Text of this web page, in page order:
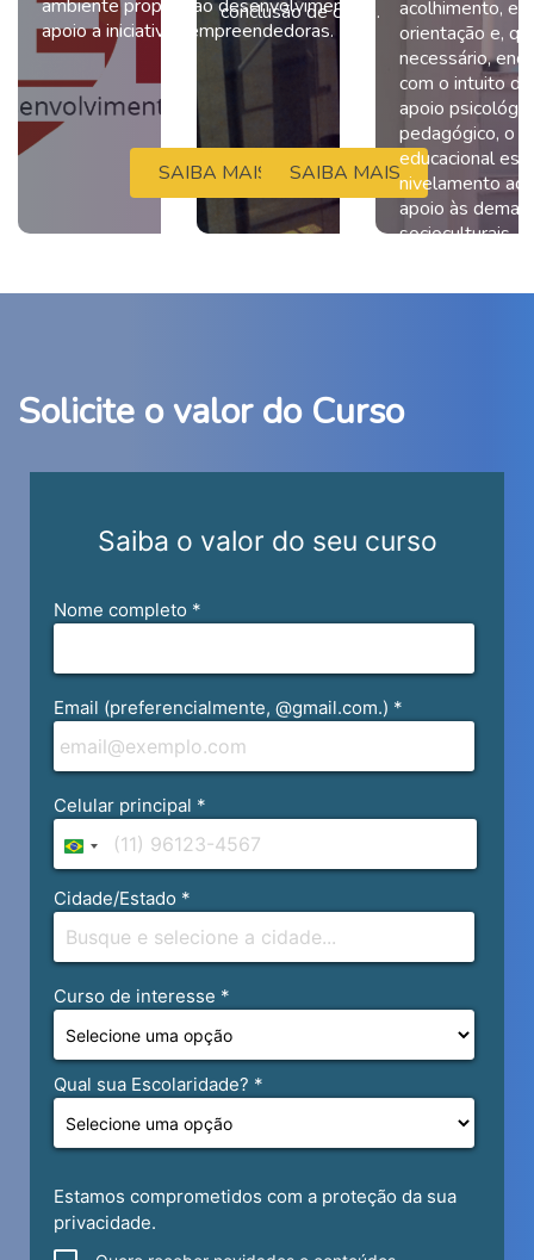
Psicomotricidade e Movimento – 90h
Estágio em Pedagogia: Educação
Infantil Observação I – 10h
2º Semestre
Educação Infantil – 120h
Estágio em Pedagogia: Educação
Infantil Observação II – 10h
3º Semestre
Projeto Interprofissional Extensionista
(PIEX): Vida Sustentável II – 60h
Políticas Públicas para Educação Básica
– 60h
Alfabetização e Multiletramento –
120h
Produção Discursiva: Oralidade e
ambiente propício ao desenvolvimento e
apoio a iniciativas empreendedoras.
SAIBA MAIS
conclusão de curso.
SAIBA MAIS
acolhimento,
orientação e,
necessário,
com o intuito
apoio
pedagógico, o
educacional
nivelamento
apoio às
socioculturais.
Solicite o valor do Curso